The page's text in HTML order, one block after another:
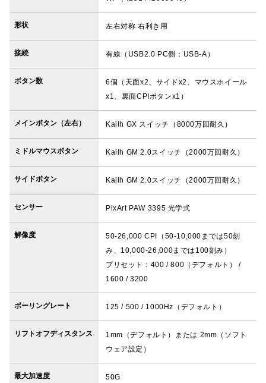
形状 左右対称 右利き用
接続 有線（USB2.0 PC側：USB-A）
ボタン数
6個（天面x2、サイドx2、マウスホイール
x1、裏面CPIボタンx1）
メインボタン（左右） Kailh GX スイッチ（8000万回耐久）
ミドルマウスボタン Kailh GM 2.0スイッチ（2000万回耐久）
サイドボタン Kailh GM 2.0スイッチ（2000万回耐久）
センサー PixArt PAW 3395 光学式
解像度
50-26,000 CPI（50-10,000までは50刻
み、10,000-26,000までは100刻み）
プリセット：400 / 800（デフォルト） /
1600 / 3200
ポーリングレート 125 / 500 / 1000Hz（デフォルト）
リフトオフディスタンス
1mm（デフォルト）または 2mm（ソフト
ウェア設定）
最大加速度 50G